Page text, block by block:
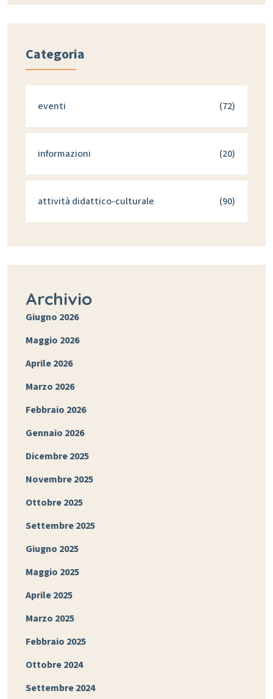
Categoria
eventi (72)
informazioni (20)
attività didattico-culturale (90)
Archivio
Giugno 2026
Maggio 2026
Aprile 2026
Marzo 2026
Febbraio 2026
Gennaio 2026
Dicembre 2025
Novembre 2025
Ottobre 2025
Settembre 2025
Giugno 2025
Maggio 2025
Aprile 2025
Marzo 2025
Febbraio 2025
Ottobre 2024
Settembre 2024